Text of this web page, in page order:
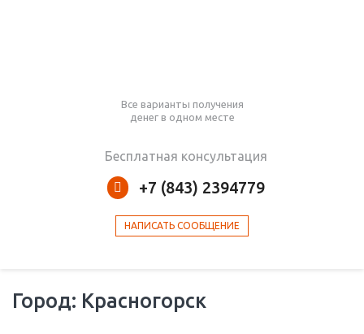
Все варианты получения
денег в одном месте
Бесплатная консультация
+7 (843) 2394779
НАПИСАТЬ СООБЩЕНИЕ
Город: Красногорск